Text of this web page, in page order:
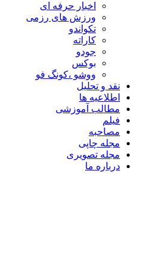
اخبار حرفه ای
ورزش های رزمی
تکواندو
کاراته
جودو
بوکس
ووشو ،کونگ فو
نقد و تحلیل
اطلاعیه ها
مطالب آموزشی
فیلم
مصاحبه
مجله چاپی
مجله تصویری
درباره ما